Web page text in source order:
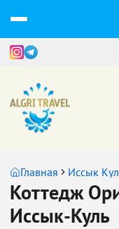
Главная Иссык
Коттедж
Иссык-Куль